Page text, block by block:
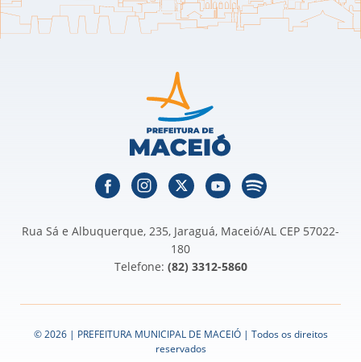
Rua Sá e Albuquerque, 235, Jaraguá, Maceió/AL CEP 57022-
180
Telefone: (82) 3312-5860
© 2026 | PREFEITURA MUNICIPAL DE MACEIÓ | Todos os direitos
reservados